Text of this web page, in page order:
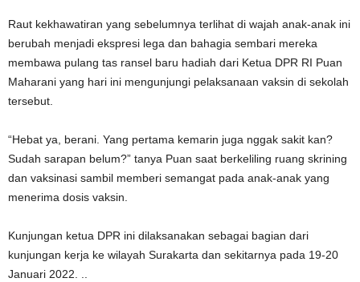
Raut kekhawatiran yang sebelumnya terlihat di wajah anak-anak ini
berubah menjadi ekspresi lega dan bahagia sembari mereka
membawa pulang tas ransel baru hadiah dari Ketua DPR RI Puan
Maharani yang hari ini mengunjungi pelaksanaan vaksin di sekolah
tersebut.
“Hebat ya, berani. Yang pertama kemarin juga nggak sakit kan?
Sudah sarapan belum?” tanya Puan saat berkeliling ruang skrining
dan vaksinasi sambil memberi semangat pada anak-anak yang
menerima dosis vaksin.
Kunjungan ketua DPR ini dilaksanakan sebagai bagian dari
kunjungan kerja ke wilayah Surakarta dan sekitarnya pada 19-20
Januari 2022. ..